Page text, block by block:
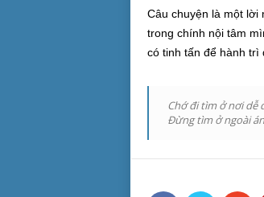
Câu chuyện là một lời
trong chính nội tâm
có tinh tấn để hành trì
Chớ đi tìm ở nơi dễ
Đừng tìm ở ngoài